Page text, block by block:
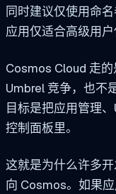
同时建议仅使用命
应用仅适合高级用户
Cosmos Cloud 走
Umbrel 竞争，也不
目标是把应用管理
控制面板里。
这就是为什么许多
向 Cosmos。如果